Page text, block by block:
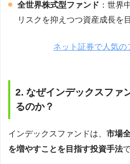
全世界株式型ファンド ：世界
リスクを抑えつつ資産成長を
ネット証券で人気の
2. なぜインデックスファ
るのか？
インデックスファンドは、 市場
を増やすことを目指す投資手法